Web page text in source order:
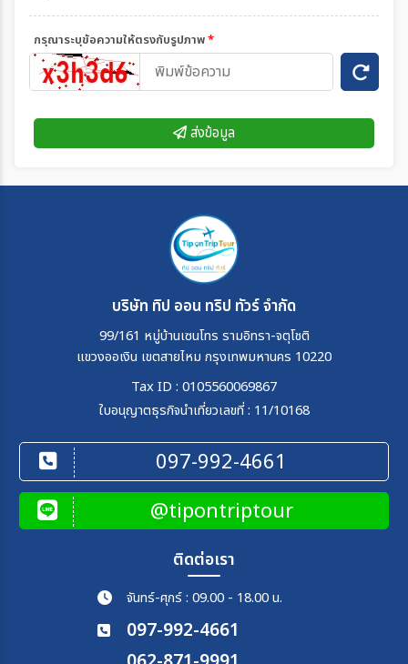
กรุณาระบุข้อความให้ตรงกับรูปภาพ*
ส่งข้อมูล
บริษัท ทิป ออน ทริป ทัวร์ จำกัด
99/161 หมู่บ้านเซนโทร รามอิทรา-จตุโชติ
แขวงออเงิน เขตสายไหม กรุงเทพมหานคร 10220
Tax ID : 0105560069867
ใบอนุญาตธุรกิจนำเที่ยวเลขที่ : 11/10168
097-992-4661
@tipontriptour
ติดต่อเรา
จันทร์-ศุกร์ : 09.00 - 18.00 น.
097-992-4661